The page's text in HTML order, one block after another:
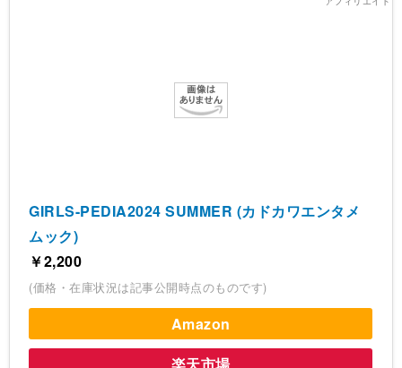
GIRLS-PEDIA2024 SUMMER (カドカワエンタメ
ムック)
￥2,200
(価格・在庫状況は記事公開時点のものです)
Amazon
楽天市場